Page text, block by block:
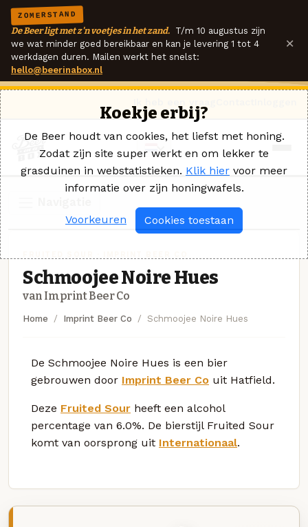
ZOMERSTAND
De Beer ligt met z'n voetjes in het zand. T/m 10 augustus zijn
we wat minder goed bereikbaar en kan je levering 1 tot 4
werkdagen duren. Mailen werkt het snelst:
hello@beerinabox.nl
×
Schmoojee Noire Hues
van Imprint Beer Co
Home Imprint Beer Co Schmoojee Noire Hues
De Schmoojee Noire Hues is een bier
gebrouwen door Imprint Beer Co uit Hatfield.
Deze Fruited Sour heeft een alcohol
percentage van 6.0%. De bierstijl Fruited Sour
komt van oorsprong uit Internationaal.
Koekje erbij?
De Beer houdt van cookies, het liefst met honing.
Zodat zijn site super werkt en om lekker te
grasduinen in webstatistieken. Klik hier voor meer
informatie over zijn honingwafels.
Voorkeuren Cookies toestaan